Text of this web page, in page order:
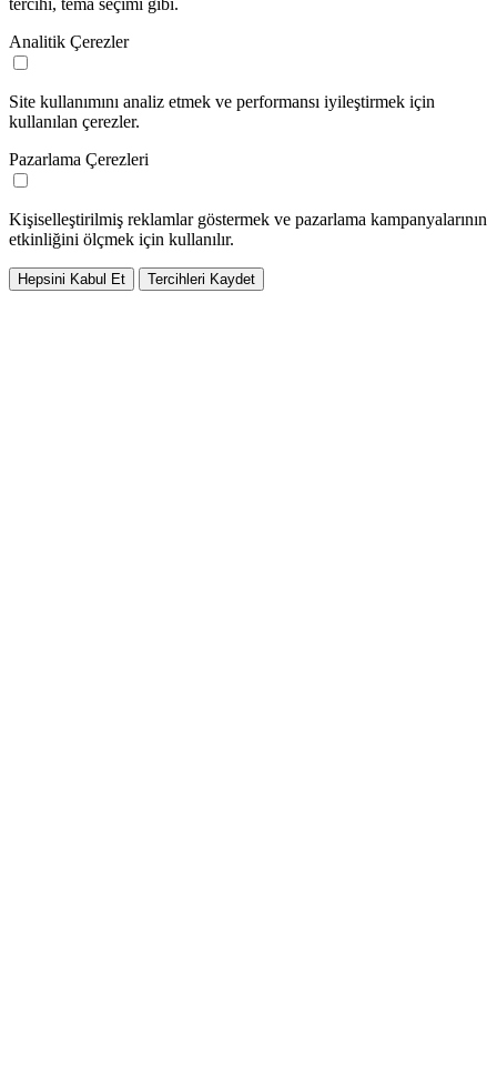
Analitik Çerezler
Site kullanımını analiz etmek ve performansı iyileştirmek için
kullanılan çerezler.
Pazarlama Çerezleri
Kişiselleştirilmiş reklamlar göstermek ve pazarlama kampanyalarının
etkinliğini ölçmek için kullanılır.
Hepsini Kabul Et Tercihleri Kaydet